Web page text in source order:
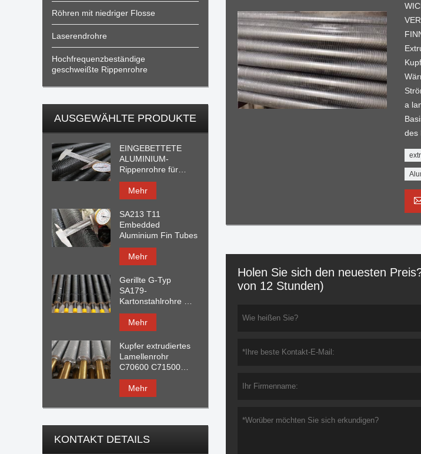
a
des
Holen Sie sich den neuesten
von 12 Stunden)
Röhren mit niedriger Flosse
Laserendrohre
Hochfrequenzbeständige
geschweißte Rippenrohre
AUSGEWÄHLTE PRODUKTE
EINGEBETTETE
ALUMINIUM-
Rippenrohre für
Wärmewechsel
Mehr
SA213 T11
Embedded
Aluminium Fin Tubes
Mehr
Gerillte G-Typ
SA179-
Kartonstahlrohre mit
Aluminiumflosse
Mehr
Kupfer extrudiertes
Lamellenrohr
C70600 C71500
C44300 C68700 Mit
AL1060 Finne
Mehr
KONTAKT DETAILS